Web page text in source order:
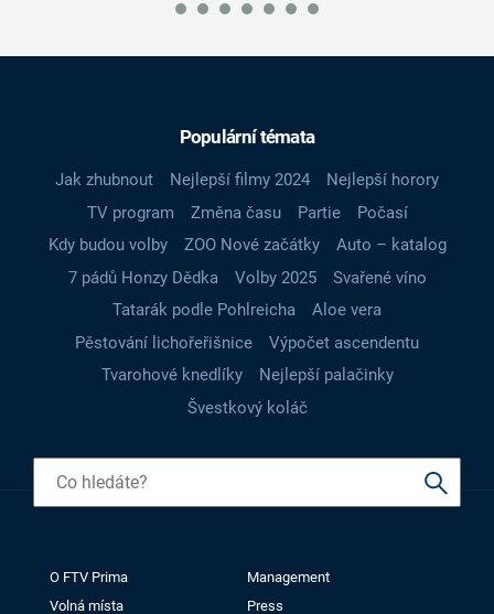
Populární témata
Jak zhubnout Nejlepší filmy 2024
Nejlepší horory
TV program
Změna času Partie
Počasí
Kdy budou volby
ZOO Nové začátky
Auto – katalog
7 pádů Honzy Dědka
Volby 2025
Svařené víno
Tatarák podle Pohlreicha
Aloe vera
Pěstování lichořeřišnice
Výpočet ascendentu
Tvarohové knedlíky
Nejlepší palačinky
Švestkový koláč
O FTV Prima
Management
Volná místa
Press